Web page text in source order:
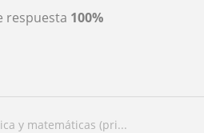
respuesta 100%
y matemáticas (pri...